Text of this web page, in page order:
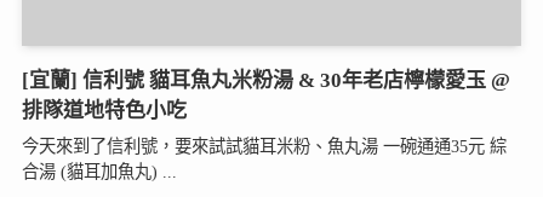
[宜蘭] 信利號 貓耳魚丸米粉湯 & 30年老店檸檬愛玉 @
排隊道地特色小吃
今天來到了信利號，要來試試貓耳米粉、魚丸湯 一碗通通35元 綜
合湯 (貓耳加魚丸) ...